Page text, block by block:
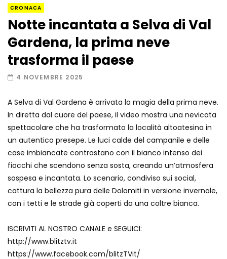
CRONACA
Notte incantata a Selva di Val
Gardena, la prima neve
trasforma il paese
4 NOVEMBRE 2025
A Selva di Val Gardena è arrivata la magia della prima neve.
In diretta dal cuore del paese, il video mostra una nevicata
spettacolare che ha trasformato la località altoatesina in
un autentico presepe. Le luci calde del campanile e delle
case imbiancate contrastano con il bianco intenso dei
fiocchi che scendono senza sosta, creando un’atmosfera
sospesa e incantata. Lo scenario, condiviso sui social,
cattura la bellezza pura delle Dolomiti in versione invernale,
con i tetti e le strade già coperti da una coltre bianca.
ISCRIVITI AL NOSTRO CANALE e SEGUICI:
http://www.blitztv.it
https://www.facebook.com/blitzTVit/